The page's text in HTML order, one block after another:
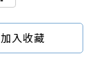
加入收藏